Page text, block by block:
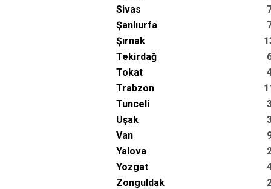
Sivas
Şanlıurfa
Şırnak
Tekirdağ
Tokat
Trabzon
Tunceli
Uşak
Van
Yalova
Yozgat
Zonguldak